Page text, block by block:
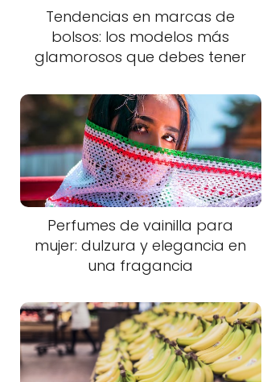
Tendencias en marcas de
bolsos: los modelos más
glamorosos que debes tener
Perfumes de vainilla para
mujer: dulzura y elegancia en
una fragancia